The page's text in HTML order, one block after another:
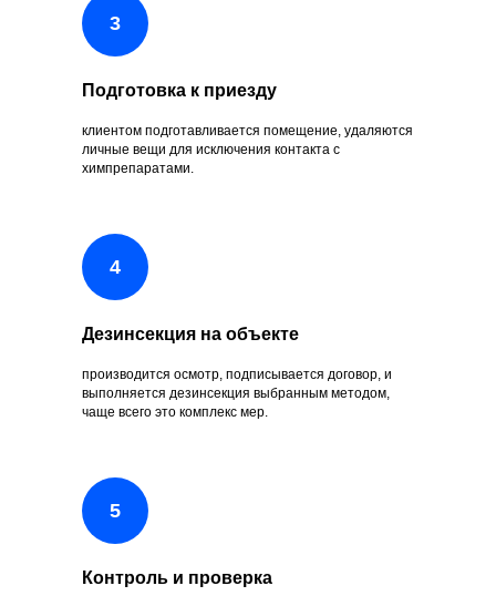
Подготовка к приезду
клиентом подготавливается помещение, удаляются
личные вещи для исключения контакта с
химпрепаратами.
Дезинсекция на объекте
производится осмотр, подписывается договор, и
выполняется дезинсекция выбранным методом,
чаще всего это комплекс мер.
Контроль и проверка